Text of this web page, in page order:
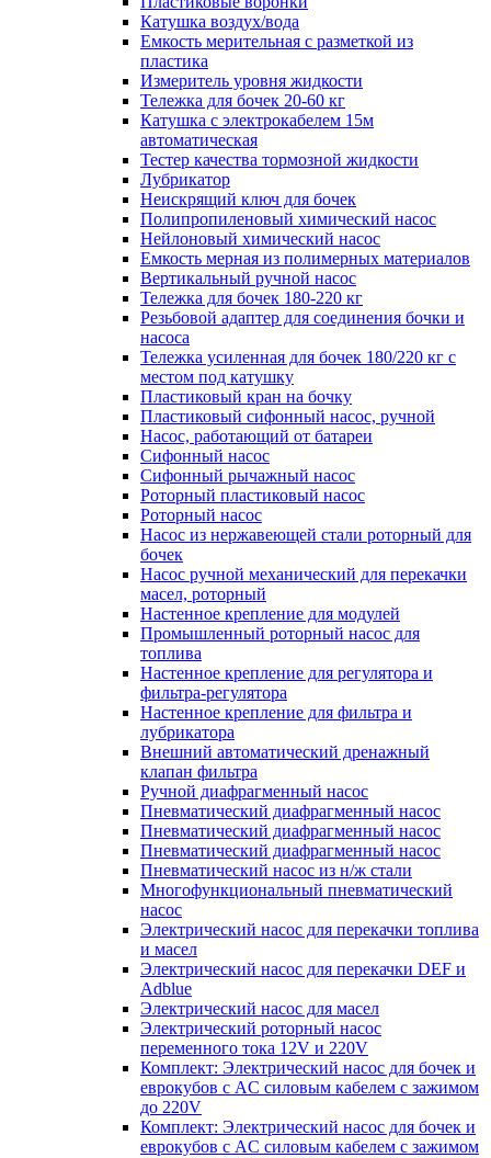
Катушка воздух/вода
Емкость мерительная с разметкой из
пластика
Измеритель уровня жидкости
Тележка для бочек 20-60 кг
Катушка с электрокабелем 15м
автоматическая
Тестер качества тормозной жидкости
Лубрикатор
Неискрящий ключ для бочек
Полипропиленовый химический насос
Нейлоновый химический насос
Емкость мерная из полимерных материалов
Вертикальный ручной насос
Тележка для бочек 180-220 кг
Резьбовой адаптер для соединения бочки и
насоса
Тележка усиленная для бочек 180/220 кг с
местом под катушку
Пластиковый кран на бочку
Пластиковый сифонный насос, ручной
Насос, работающий от батареи
Сифонный насос
Сифонный рычажный насос
Роторный пластиковый насос
Роторный насос
Насос из нержавеющей стали роторный для
бочек
Насос ручной механический для перекачки
масел, роторный
Настенное крепление для модулей
Промышленный роторный насос для
топлива
Настенное крепление для регулятора и
фильтра-регулятора
Настенное крепление для фильтра и
лубрикатора
Внешний автоматический дренажный
клапан фильтра
Ручной диафрагменный насос
Пневматический диафрагменный насос
Пневматический диафрагменный насос
Пневматический диафрагменный насос
Пневматический насос из н/ж стали
Многофункциональный пневматический
насос
Электрический насос для перекачки топлива
и масел
Электрический насос для перекачки DEF и
Adblue
Электрический насос для масел
Электрический роторный насос
переменного тока 12V и 220V
Комплект: Электрический насос для бочек и
еврокубов с AC силовым кабелем с зажимом
до 220V
Комплект: Электрический насос для бочек и
еврокубов с AC силовым кабелем с зажимом